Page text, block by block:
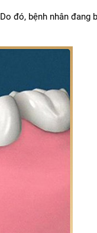
đó, bệnh nhân đang